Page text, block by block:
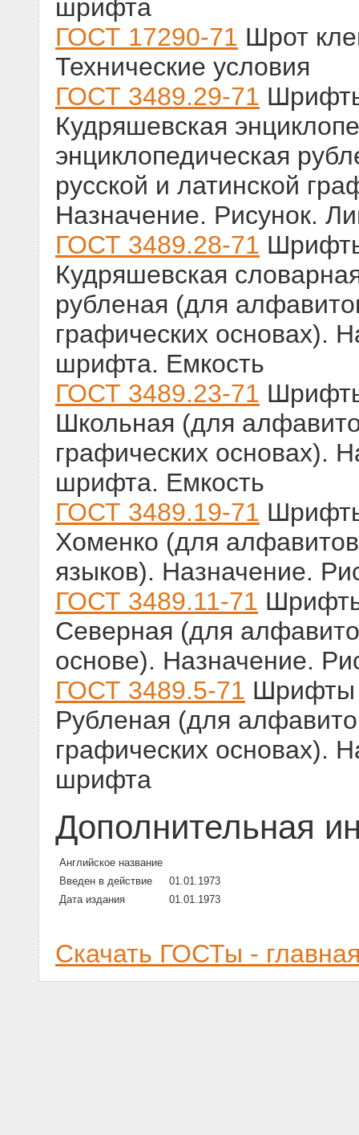
шрифта
ГОСТ 17290-71 Шрот
Технические условия
ГОСТ 3489.29-71
Кудряшевская
энциклопедическая
русской и латинской
Назначение. Рисунок.
ГОСТ 3489.28-71
Кудряшевская
рубленая (для
графических основах).
шрифта. Емкость
ГОСТ 3489.23-71
Школьная (для
графических основах).
шрифта. Емкость
ГОСТ 3489.19-71
Хоменко (для алфавитов
языков). Назначение.
ГОСТ 3489.11-71
Северная (для
основе). Назначение.
ГОСТ 3489.5-71 Шрифты
Рубленая (для
графических основах).
шрифта
Дополнительная
Английское название
Введен в действие
01.01.1973
Дата издания
01.01.1973
Скачать ГОСТы -